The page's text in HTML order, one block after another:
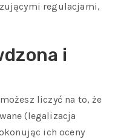
regulacjami,
i
liczyć na to, że
(legalizacja
ich oceny